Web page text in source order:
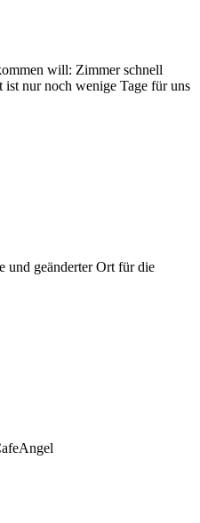
will: Zimmer schnell
nur noch wenige Tage für uns
und geänderter Ort für die